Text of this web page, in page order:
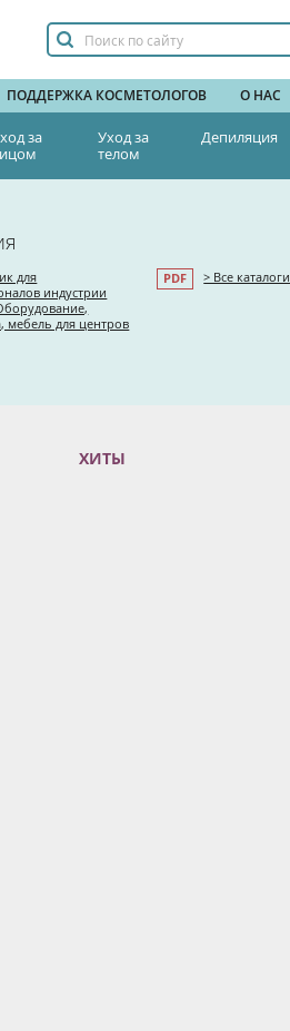
ПОДДЕРЖКА КОСМЕТОЛОГОВ О НАС
за
Уход за
телом
Депиляция
для
индустрии
мебель для центров
> Все каталоги
ХИТЫ